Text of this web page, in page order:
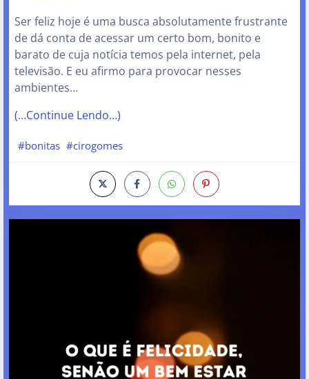
Ser feliz hoje é uma busca absolutamente frustrante
de dá conta de acessar um certo bom, bonito e
barato de cuja notícia temos pela internet, pela
televisão. E eu afirmo para provocar nesses
ambientes…
(…Continue Lendo…)
#bonitas #cirogomes